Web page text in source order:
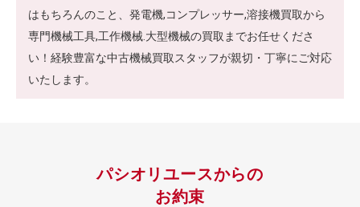
はもちろんのこと、発電機,コンプレッサー,溶接機買取から
専門機械工具,工作機械.大型機械の買取までお任せくださ
い！経験豊富な中古機械買取スタッフが親切・丁寧にご対応
いたします。
パシオリユースからの
お約束